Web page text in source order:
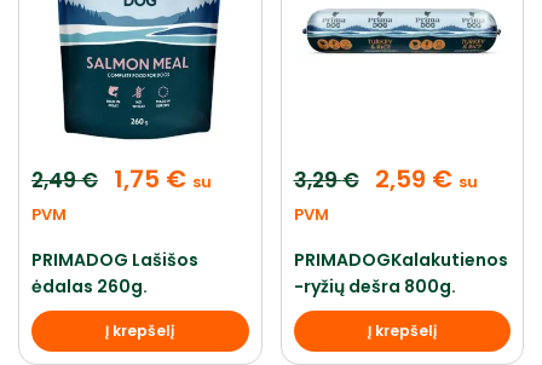
2,49€ 1,75 € su
PVM
PRIMADOG Lašišos
ėdalas 260g.
Į krepšelį
3,29€ 2,59 € su
PVM
PRIMADOGKalakutienos
-ryžių dešra 800g.
Į krepšelį